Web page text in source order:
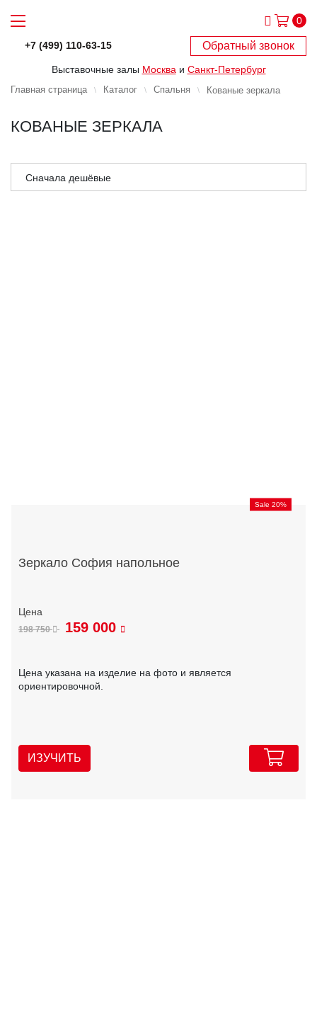
0
+7 (499) 110-63-15 Обратный звонок
Выставочные залы Москва и Санкт-Петербург
Главная страница Каталог Спальня Кованые зеркала
КОВАНЫЕ ЗЕРКАЛА
Сначала дешёвые
Sale 20%
Зеркало София напольное
198 750 159 000
Цена указана на изделие на фото и является
ориентировочной.
ИЗУЧИТЬ